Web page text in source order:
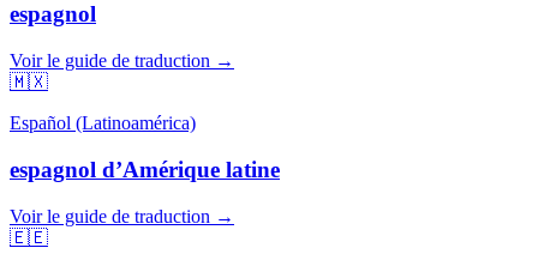
espagnol
Voir le guide de traduction →
🇲🇽
Español (Latinoamérica)
espagnol d’Amérique latine
Voir le guide de traduction →
🇪🇪